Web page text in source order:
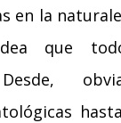
en la
que